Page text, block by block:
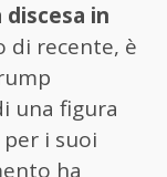
discesa in
di recente, è
una figura
i suoi
ha